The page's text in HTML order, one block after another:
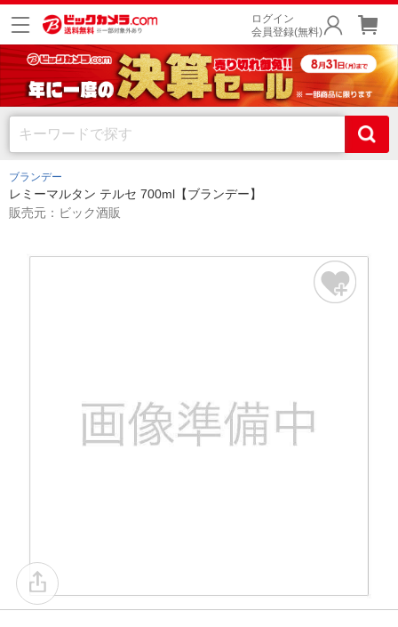
ログイン
会員登録(無料)
ブランデー
レミーマルタン テルセ 700ml【ブランデー】
販売元：ビック酒販